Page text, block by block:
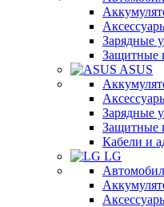
Зарядные
Защитные
ASUS
Зарядные
Защитные
Кабели и
LG